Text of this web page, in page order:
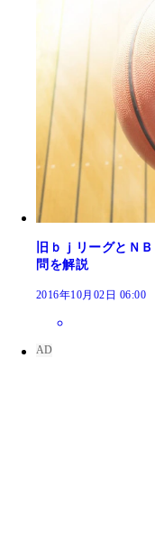
旧ｂｊリーグとＮ
問を解説
2016年10月02日 06:00